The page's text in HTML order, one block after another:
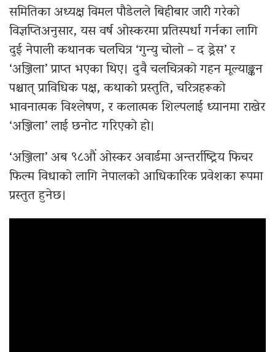
समितिका अध्यक्ष विमल पौडेलले बिहीबार जारी गरेको
विज्ञप्तिअनुसार, यस वर्ष ओस्करमा प्रतिस्पर्धा गर्नका लागि
दुई नेपाली कथानक चलचित्र ‘गुन्यु चोलो – द ड्रेस’ र
‘अञ्जिला’ प्राप्त भएका थिए। दुवै चलचित्रको गहन मूल्याङ्कन
पश्चात् प्राविधिक पक्ष, कथाको प्रस्तुति, चरित्रहरूको
भावनात्मक विश्लेषण, र कलात्मक शिल्पलाई ध्यानमा राखेर
‘अञ्जिला’ लाई छनोट गरिएको हो।
‘अञ्जिला’ अब ९८औं ओस्कर अवार्डमा अन्तर्राष्ट्रिय फिचर
फिल्म विधाको लागि नेपालको आधिकारिक प्रवेशका रूपमा
प्रस्तुत हुनेछ।